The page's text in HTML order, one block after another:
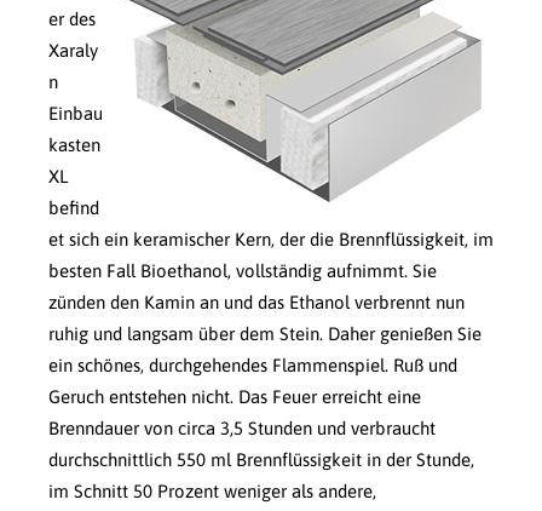
er des
Xaraly
n
Einbau
kasten
XL
befind
et sich ein keramischer Kern, der die Brennflüssigkeit, im
besten Fall Bioethanol, vollständig aufnimmt. Sie
zünden den Kamin an und das Ethanol verbrennt nun
ruhig und langsam über dem Stein. Daher genießen Sie
ein schönes, durchgehendes Flammenspiel. Ruß und
Geruch entstehen nicht. Das Feuer erreicht eine
Brenndauer von circa 3,5 Stunden und verbraucht
durchschnittlich 550 ml Brennflüssigkeit in der Stunde,
im Schnitt 50 Prozent weniger als andere,